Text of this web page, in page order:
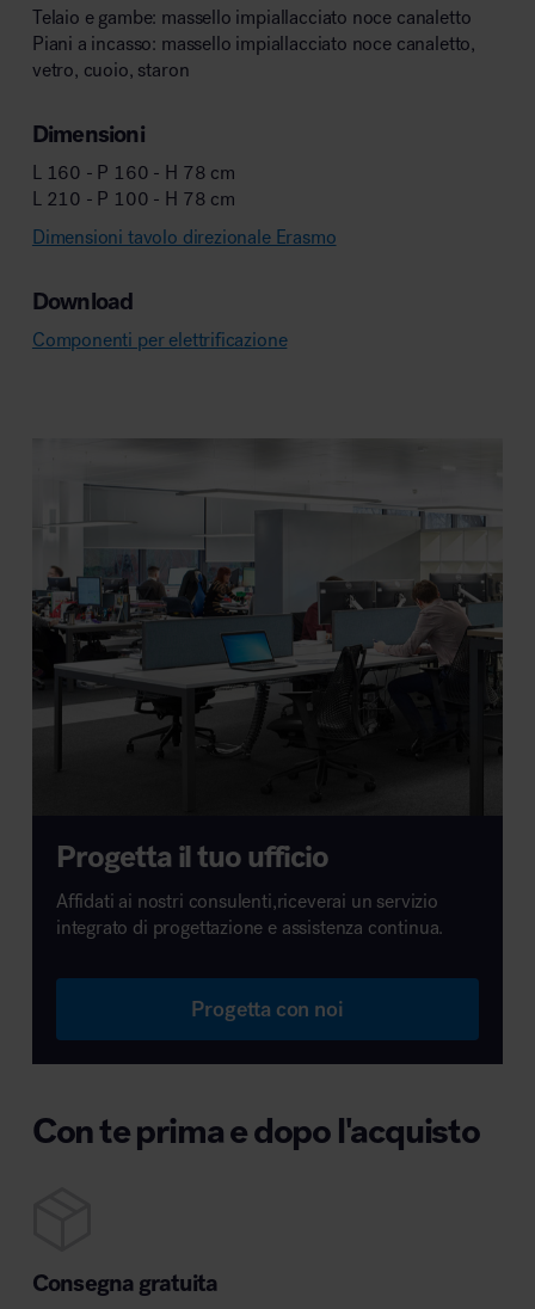
Telaio e gambe: massello impiallacciato noce canaletto
Piani a incasso: massello impiallacciato noce canaletto,
vetro, cuoio, staron
Dimensioni
L 160 - P 160 - H 78 cm
L 210 - P 100 - H 78 cm
Dimensioni tavolo direzionale Erasmo
Download
Componenti per elettrificazione
Progetta il tuo ufficio
Affidati ai nostri consulenti,riceverai un servizio
integrato di progettazione e assistenza continua.
Progetta con noi
Con te prima e dopo l'acquisto
Consegna gratuita